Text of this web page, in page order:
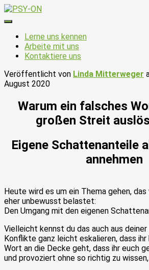
Navigation
umschaltenLerne uns kennen
Arbeite mit uns
Kontaktiere uns
Veröffentlicht von Linda Mitterweger
August 2020
Warum ein falsches
großen Streit
Eigene Schattenanteile
annehmen
Heute wird es um ein Thema gehen,
eher unbewusst belastet:
Den Umgang mit den eigenen
Vielleicht kennst du das auch aus deiner
Konflikte ganz leicht eskalieren, dass
Wort an die Decke geht, dass ihr euch
und provoziert ohne so richtig zu